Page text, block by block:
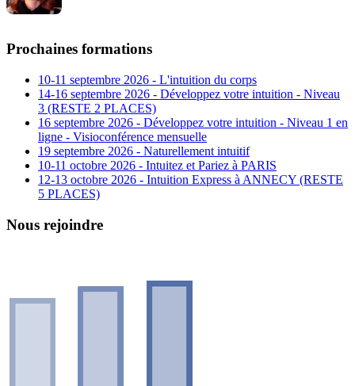
Prochaines formations
10-11 septembre 2026 - L'intuition du corps
14-16 septembre 2026 - Développez votre intuition - Niveau
3 (RESTE 2 PLACES)
16 septembre 2026 - Développez votre intuition - Niveau 1 en
ligne - Visioconférence mensuelle
19 septembre 2026 - Naturellement intuitif
10-11 octobre 2026 - Intuitez et Pariez à PARIS
12-13 octobre 2026 - Intuition Express à ANNECY (RESTE
5 PLACES)
Nous rejoindre